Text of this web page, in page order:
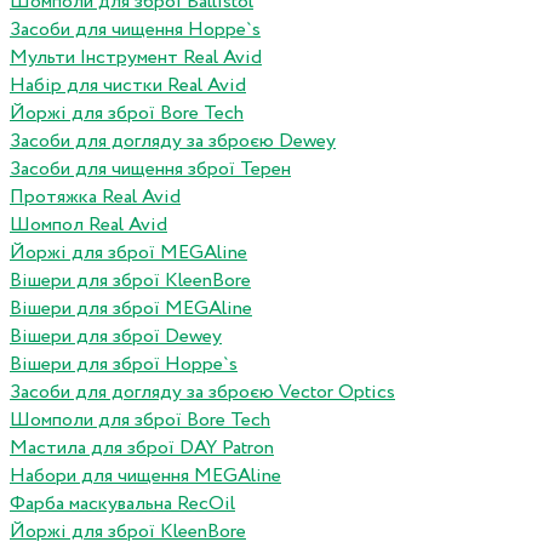
Засоби для чищення Hoppe`s
Мульти Інструмент Real Avid
Набір для чистки Real Avid
Йоржі для зброї Bore Tech
Засоби для догляду за зброєю Dewey
Засоби для чищення зброї Терен
Протяжка Real Avid
Шомпол Real Avid
Йоржі для зброї MEGAline
Вішери для зброї KleenBore
Вішери для зброї MEGAline
Вішери для зброї Dewey
Вішери для зброї Hoppe`s
Засоби для догляду за зброєю Vector Optics
Шомполи для зброї Bore Tech
Мастила для зброї DAY Patron
Набори для чищення MEGAline
Фарба маскувальна RecOil
Йоржі для зброї KleenBore